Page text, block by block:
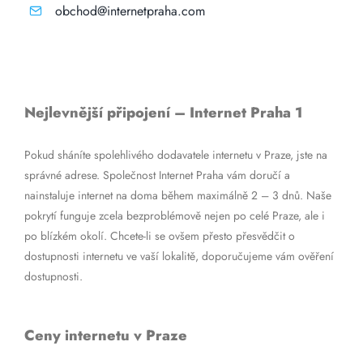
obchod@internetpraha.com
Nejlevnější připojení – Internet Praha 1
Pokud sháníte spolehlivého dodavatele internetu v Praze, jste na
správné adrese. Společnost Internet Praha vám doručí a
nainstaluje internet na doma během maximálně 2 – 3 dnů. Naše
pokrytí funguje zcela bezproblémově nejen po celé Praze, ale i
po blízkém okolí. Chcete-li se ovšem přesto přesvědčit o
dostupnosti internetu ve vaší lokalitě, doporučujeme vám ověření
dostupnosti.
Ceny internetu v Praze